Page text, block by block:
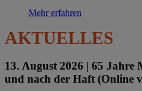
Mehr erfahren
AKTUELLES
13. August 2026 | 65 Jahre
und nach der Haft (Online